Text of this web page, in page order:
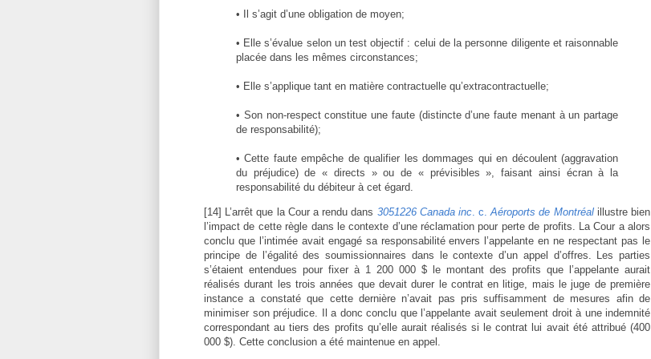
• Il s’agit d’une obligation de moyen;
• Elle s’évalue selon un test objectif : celui de la personne diligente et raisonnable
placée dans les mêmes circonstances;
• Elle s’applique tant en matière contractuelle qu’extracontractuelle;
• Son non-respect constitue une faute (distincte d’une faute menant à un partage
de responsabilité);
• Cette faute empêche de qualifier les dommages qui en découlent (aggravation
du préjudice) de « directs » ou de « prévisibles », faisant ainsi écran à la
responsabilité du débiteur à cet égard.
[14] L’arrêt que la Cour a rendu dans 3051226 Canada inc. c. Aéroports de Montréalillustre bien
l’impact de cette règle dans le contexte d’une réclamation pour perte de profits. La Cour a alors
conclu que l’intimée avait engagé sa responsabilité envers l’appelante en ne respectant pas le
principe de l’égalité des soumissionnaires dans le contexte d’un appel d’offres. Les parties
s’étaient entendues pour fixer à 1 200 000 $ le montant des profits que l’appelante aurait
réalisés durant les trois années que devait durer le contrat en litige, mais le juge de première
instance a constaté que cette dernière n’avait pas pris suffisamment de mesures afin de
minimiser son préjudice. Il a donc conclu que l’appelante avait seulement droit à une indemnité
correspondant au tiers des profits qu’elle aurait réalisés si le contrat lui avait été attribué (400
000 $). Cette conclusion a été maintenue en appel.